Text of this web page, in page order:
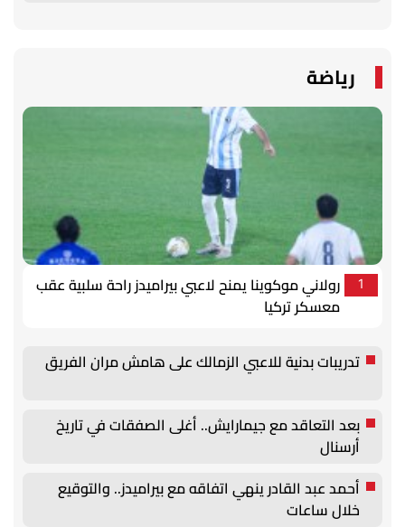
رياضة
1
رولاني موكوينا يمنح لاعبي بيراميدز راحة سلبية عقب
معسكر تركيا
تدريبات بدنية للاعبي الزمالك على هامش مران الفريق
بعد التعاقد مع جيمارايش.. أغلى الصفقات في تاريخ
أرسنال
أحمد عبد القادر ينهي اتفاقه مع بيراميدز.. والتوقيع
خلال ساعات